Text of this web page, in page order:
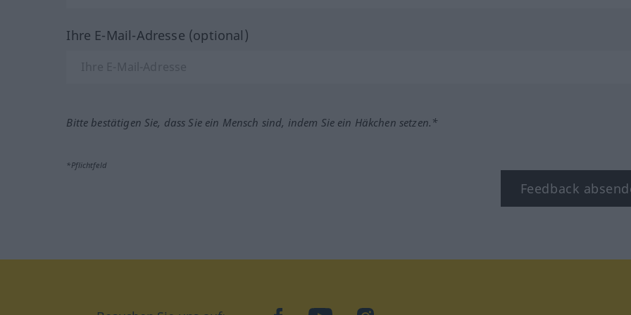
Ihre E-Mail-Adresse (optional)
Bitte bestätigen Sie, dass Sie ein Mensch sind, indem Sie ein Häkchen setzen.*
*Pflichtfeld
Feedback